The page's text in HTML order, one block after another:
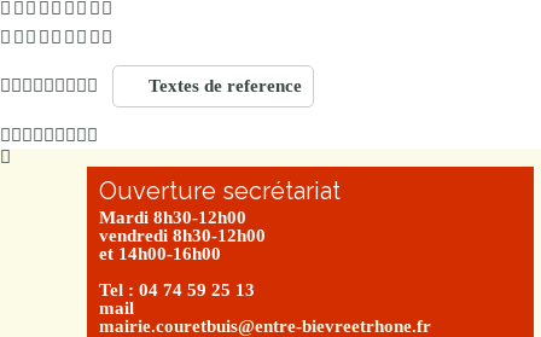
Textes de reference
Ouverture secrétariat
Mardi 8h30-12h00
vendredi 8h30-12h00
et 14h00-16h00
Tel : 04 74 59 25 13
mail
mairie.couretbuis@entre-bievreetrhone.fr